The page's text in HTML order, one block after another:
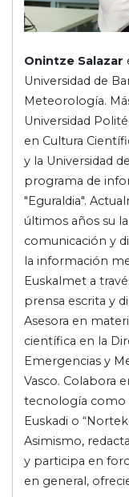
Onintze Salazar
Universidad de
Meteorología.
Universidad
en Cultura
y la Universidad
programa de
"Eguraldia".
últimos años su
comunicación y
la información
Euskalmet a
prensa escrita y
Asesora en
científica en la
Emergencias y
Vasco. Colabora
tecnología como
Euskadi o
Asimismo,
y participa en
en general,